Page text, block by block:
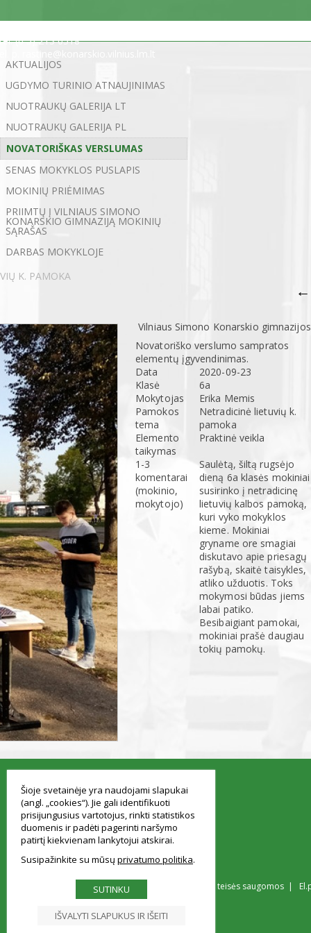
tel. (0 5) 213 0518
AKTUALIJOS
UGDYMO TURINIO ATNAUJINIMAS
NUOTRAUKŲ GALERIJA LT
NUOTRAUKŲ GALERIJA PL
NOVATORIŠKAS VERSLUMAS
SENAS MOKYKLOS PUSLAPIS
MOKINIŲ PRIĖMIMAS
PRIIMTŲ Į VILNIAUS SIMONO
KONARSKIO GIMNAZIJĄ MOKINIŲ
SĄRAŠAS
DARBAS MOKYKLOJE
K. PAMOKA
←
Vilniaus Simono Konarskio gimnazijos
Novatoriško verslumo sampratos
elementų įgyvendinimas.
Data
2020-09-23
Klasė
6a
Mokytojas
Erika Memis
Pamokos
tema
Netradicinė lietuvių k.
pamoka
Elemento
taikymas
Praktinė veikla
1-3
komentarai
(mokinio,
mokytojo)
Saulėtą, šiltą rugsėjo
dieną 6a klasės mokiniai
susirinko į netradicinę
lietuvių kalbos pamoką,
kuri vyko mokyklos
kieme. Mokiniai
gryname ore smagiai
diskutavo apie priesagų
rašybą, skaitė taisykles,
atliko užduotis. Toks
mokymosi būdas jiems
labai patiko.
Besibaigiant pamokai,
mokiniai prašė daugiau
tokių pamokų.
© Vilniaus Simono Konarskio gimnazija Visos teisės saugomos |
Šioje svetainėje yra naudojami slapukai
(angl. „cookies“). Jie gali identifikuoti
prisijungusius vartotojus, rinkti statistikos
duomenis ir padėti pagerinti naršymo
patirtį kiekvienam lankytojui atskirai.
Susipažinkite su mūsų privatumo politika
SUTINKU
IŠVALYTI SLAPUKUS IR IŠEITI